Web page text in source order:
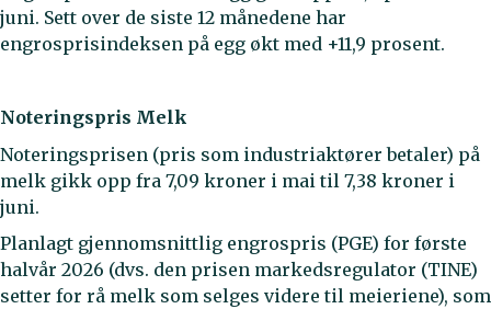
juni. Sett over de siste 12 månedene har
engrosprisindeksen på egg økt med +11,9 prosent.
Noteringspris Melk
Noteringsprisen (pris som industriaktører betaler) på
melk gikk opp fra 7,09 kroner i mai til 7,38 kroner i
juni.
Planlagt gjennomsnittlig engrospris (PGE) for første
halvår 2026 (dvs. den prisen markedsregulator (TINE)
setter for rå melk som selges videre til meieriene), som